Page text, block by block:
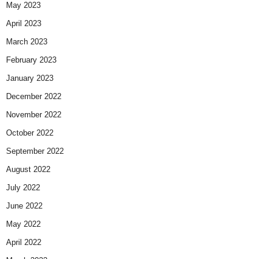
May 2023
April 2023
March 2023
February 2023
January 2023
December 2022
November 2022
October 2022
September 2022
August 2022
July 2022
June 2022
May 2022
April 2022